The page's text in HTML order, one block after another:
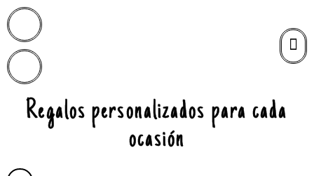
Regalos personalizados para cada
ocasión